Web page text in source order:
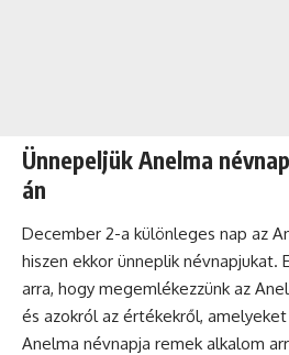
Ünnepeljük Anelma
án
December 2-a különleges nap az
hiszen ekkor ünneplik névnapjukat.
arra, hogy megemlékezzünk az
és azokról az értékekről,
Anelma névnapja remek alkalom